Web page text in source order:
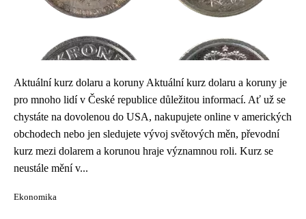
Aktuální kurz dolaru a koruny Aktuální kurz dolaru a koruny je
pro mnoho lidí v České republice důležitou informací. Ať už se
chystáte na dovolenou do USA, nakupujete online v amerických
obchodech nebo jen sledujete vývoj světových měn, převodní
kurz mezi dolarem a korunou hraje významnou roli. Kurz se
neustále mění v...
Ekonomika